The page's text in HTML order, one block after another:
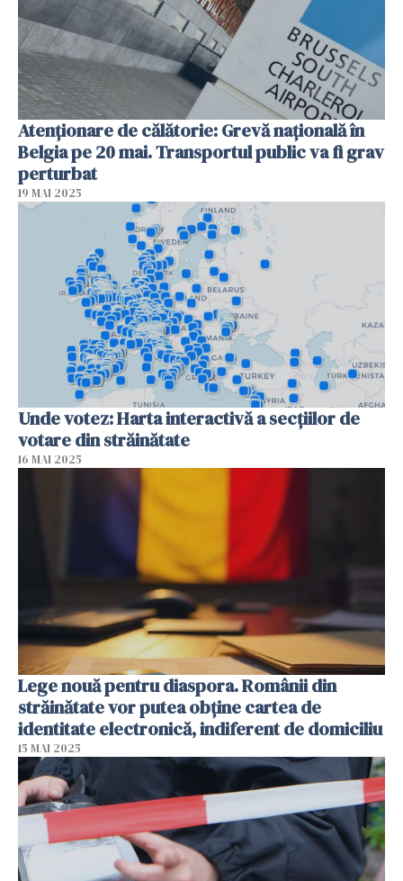
Atenționare de călătorie: Grevă națională în
Belgia pe 20 mai. Transportul public va fi grav
perturbat
19 MAI 2025
Unde votez: Harta interactivă a secțiilor de
votare din străinătate
16 MAI 2025
Lege nouă pentru diaspora. Românii din
străinătate vor putea obține cartea de
identitate electronică, indiferent de domiciliu
15 MAI 2025